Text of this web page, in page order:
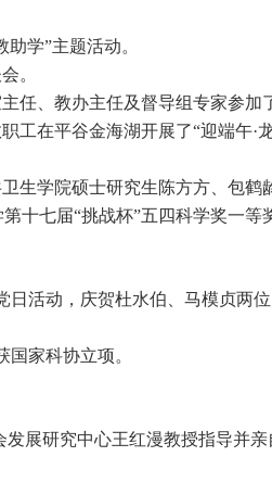
学”主题活动。
。
任、教办主任及督导组专家参加
在平谷金海湖开展了“迎端午·
生学院硕士研究生陈方方、包
十七届“挑战杯”五四科学奖一等
活动，庆贺杜水伯、马模贞两
家科协立项。
展研究中心王红漫教授指导并